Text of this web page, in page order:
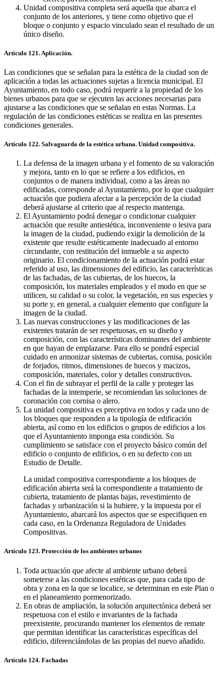
Unidad compositiva completa será aquella que abarca el
conjunto de los anteriores, y tiene como objetivo que el
bloque o conjunto y espacio vinculado sean el resultado de un
único diseño.
Artículo 121. Aplicación.
Las condiciones que se señalan para la estética de la ciudad son de
aplicación a todas las actuaciones sujetas a licencia municipal. El
Ayuntamiento, en todo caso, podrá requerir a la propiedad de los
bienes urbanos para que se ejecuten las acciones necesarias para
ajustarse a las condiciones que se señalan en estas Normas. La
regulación de las condiciones estéticas se realiza en las presentes
condiciones generales.
Artículo 122. Salvaguarda de la estética urbana. Unidad compositiva.
La defensa de la imagen urbana y el fomento de su valoración
y mejora, tanto en lo que se refiere a los edificios, en
conjuntos o de manera individual, como a las áreas no
edificadas, corresponde al Ayuntamiento, por lo que cualquier
actuación que pudiera afectar a la percepción de la ciudad
deberá ajustarse al criterio que al respecto mantenga.
El Ayuntamiento podrá denegar o condicionar cualquier
actuación que resulte antiestética, inconveniente o lesiva para
la imagen de la ciudad, pudiendo exigir la demolición de la
existente que resulte estéticamente inadecuado al entorno
circundante, con restitución del inmueble a su aspecto
originario. El condicionamiento de la actuación podrá estar
referido al uso, las dimensiones del edificio, las características
de las fachadas, de las cubiertas, de los huecos, la
composición, los materiales empleados y el modo en que se
utilicen, su calidad o su color, la vegetación, en sus especies y
su porte y, en general, a cualquier elemento que configure la
imagen de la ciudad.
Las nuevas construcciones y las modificaciones de las
existentes tratarán de ser respetuosas, en su diseño y
composición, con las características dominantes del ambiente
en que hayan de emplazarse. Para ello se pondrá especial
cuidado en armonizar sistemas de cubiertas, cornisa, posición
de forjados, ritmos, dimensiones de huecos y macizos,
composición, materiales, color y detalles constructivos.
Con el fin de subrayar el perfil de la calle y proteger las
fachadas de la intemperie, se recomiendan las soluciones de
coronación con cornisa o alero.
La unidad compositiva es preceptiva en todos y cada uno de
los bloques que responden a la tipología de edificación
abierta, así como en los edificios o grupos de edificios a los
que el Ayuntamiento imponga esta condición. Su
cumplimiento se satisface con el proyecto básico común del
edificio o conjunto de edificios, o en su defecto con un
Estudio de Detalle.
La unidad compositiva correspondiente a los bloques de
edificación abierta será la correspondiente a tratamiento de
cubierta, tratamiento de plantas bajas, revestimiento de
fachadas y urbanización si la hubiere, y la impuesta por el
Ayuntamiento, abarcará los aspectos que se especifiquen en
cada caso, en la Ordenanza Reguladora de Unidades
Compositivas.
Artículo 123. Protección de los ambientes urbanos
Toda actuación que afecte al ambiente urbano deberá
someterse a las condiciones estéticas que, para cada tipo de
obra y zona en la que se localice, se determinan en este Plan o
en el planeamiento pormenorizado.
En obras de ampliación, la solución arquitectónica deberá ser
respetuosa con el estilo e invariantes de la fachada
preexistente, procurando mantener los elementos de remate
que permitan identificar las características específicas del
edificio, diferenciándolas de las propias del nuevo añadido.
Artículo 124. Fachadas